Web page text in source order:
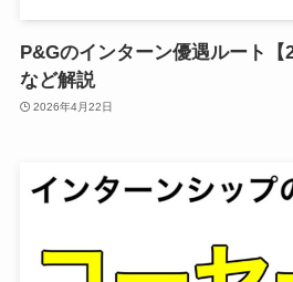
P&Gのインターン優遇ルート【
など解説
2026年4月22日